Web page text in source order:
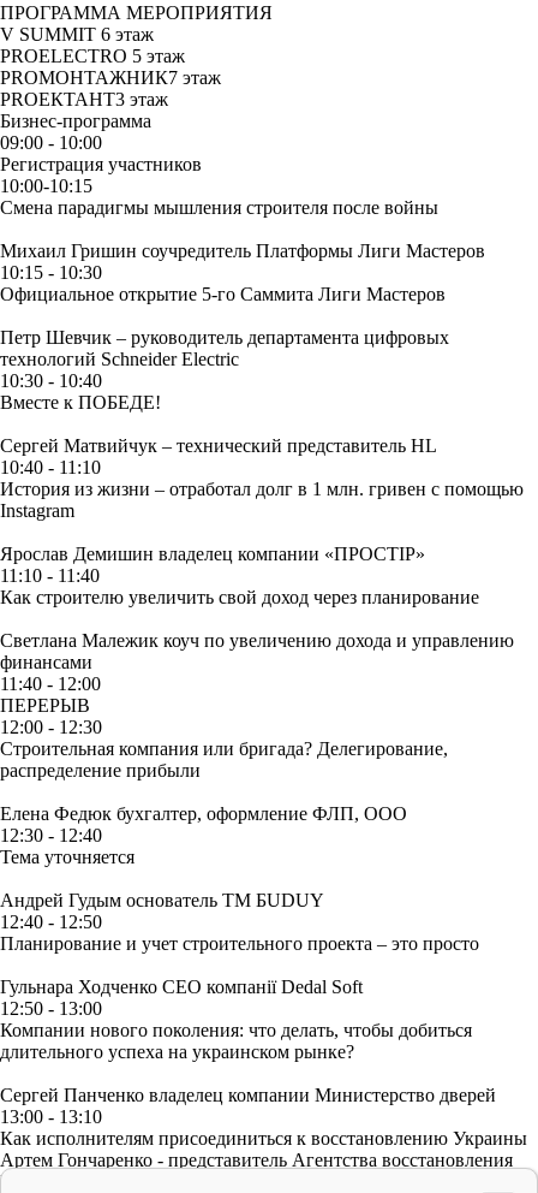
ПРОГРАММА МЕРОПРИЯТИЯ
V SUMMIT 6 этаж
PROELECTRO 5 этаж
PROМОНТАЖНИК7 этаж
PROЕКТАНТ3 этаж
Бизнес-программа
09:00 - 10:00
Регистрация участников
10:00-10:15
Смена парадигмы мышления строителя после войны
Михаил Гришин соучредитель Платформы Лиги Мастеров
10:15 - 10:30
Официальное открытие 5-го Саммита Лиги Мастеров
Петр Шевчик – руководитель департамента цифровых
технологий Schneider Electric
10:30 - 10:40
Вместе к ПОБЕДЕ!
Сергей Матвийчук – технический представитель HL
10:40 - 11:10
История из жизни – отработал долг в 1 млн. гривен с помощью
Instagram
Ярослав Демишин владелец компании «ПРОСТІР»
11:10 - 11:40
Как строителю увеличить свой доход через планирование
Светлана Малежик коуч по увеличению дохода и управлению
финансами
11:40 - 12:00
ПЕРЕРЫВ
12:00 - 12:30
Строительная компания или бригада? Делегирование,
распределение прибыли
Елена Федюк бухгалтер, оформление ФЛП, ООО
12:30 - 12:40
Тема уточняется
Андрей Гудым основатель ТМ БUDUY
12:40 - 12:50
Планирование и учет строительного проекта – это просто
Гульнара Ходченко СЕО компанії Dedal Soft
12:50 - 13:00
Компании нового поколения: что делать, чтобы добиться
длительного успеха на украинском рынке?
Сергей Панченко владелец компании Министерство дверей
13:00 - 13:10
Как исполнителям присоединиться к восстановлению Украины
Артем Гончаренко - представитель Агентства восстановления
Украины